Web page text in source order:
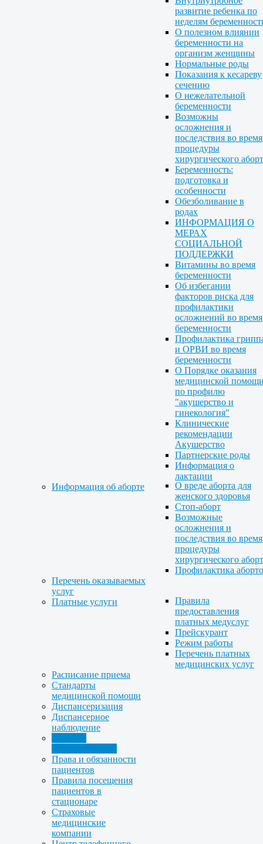
развитие ребенка по
неделям
О полезном влиянии
беременности на
организм женщины
Нормальные роды
Показания к кесареву
сечению
О нежелательной
беременности
Возможны
осложнения и
последствия во время
процедуры
хирургического
Беременность:
подготовка и
особенности
Обезболивание в
родах
ИНФОРМАЦИЯ О
МЕРАХ
СОЦИАЛЬНОЙ
ПОДДЕРЖКИ
Витамины во время
беременности
Об избегании
факторов риска для
профилактики
осложнений во время
беременности
Профилактика
и ОРВИ во время
беременности
О Порядке оказания
медицинской
по профилю
"акушерство и
гинекология"
Клинические
рекомендации
Акушерство
Партнерские роды
Информация о
лактации
Информация об аборте
О вреде аборта для
женского здоровья
Стоп-аборт
Возможные
осложнения и
последствия во время
процедуры
хирургического
Профилактика
Перечень оказываемых
услуг
Платные услуги
Правила
предоставления
платных медуслуг
Прейскурант
Режим работы
Перечень платных
медицинских услуг
Расписание приема
Стандарты
медицинской помощи
Диспансеризация
Диспансерное
наблюдение
Права и обязанности
пациентов
Правила посещения
пациентов в
стационаре
Страховые
медицинские
компании